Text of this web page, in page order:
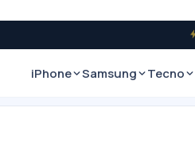
iPhone Samsung Tecno